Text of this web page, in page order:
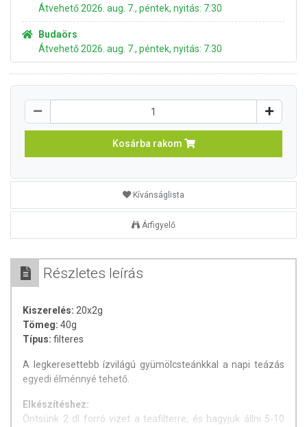
Átvehető 2026. aug. 7., péntek, nyitás: 7:30
Budaörs
Átvehető 2026. aug. 7., péntek, nyitás: 7:30
Kosárba rakom
Kívánságlista
Árfigyelő
Részletes leírás
Kiszerelés: 20x2g
Tömeg: 40g
Típus: filteres
A legkeresettebb ízvilágú gyümölcsteánkkal a napi teázás
egyedi élménnyé tehető.
Elkészítéshez:
Öntsünk 2 dl forró vizet a teafilterre, és hagyjuk állni 5-10